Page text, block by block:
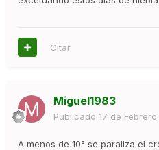
Citar
Miguel1983
Publicado 17 de
A menos de 10° se paraliza el